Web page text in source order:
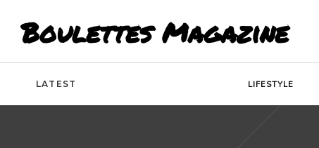
Boulettes Magazine
LATEST LIFESTYLE